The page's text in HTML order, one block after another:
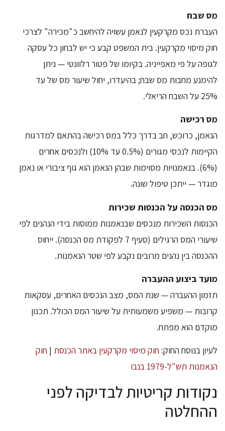
מס שבח
העברת נכס מקרקעין לנאמן עשויה להיחשב כ"מכירה" לצרכי
חוק מיסוי מקרקעין. בית המשפט קבע כי יש לבחון כל עסקה
לגופה על פי מאפייניה. בקיומו של פטור רלוונטי — ניתן
להימנע מחבות מס שבח; בהיעדרו, יחול שיעור מס של עד
25% על השבח הריאלי.
מס רכישה
הנאמן, כרוכש, חב בדרך כלל במס רכישה בהתאם למדרגות
הקיימות לנכסי מגורים (0.5% עד 10%) ולנכסים אחרים
(6%). בנאמנויות מסוימות שבהן הנאמן הוא גוף ציבורי או נאמן
מוגדר — ייתכן טיפול שונה.
מס הכנסה על הכנסות שכירות
הכנסות השכירות מנכסים שבנאמנות ממוסות בידי הנהנים לפי
שיעורי המס הרגילים (סעיף 7 לפקודת מס הכנסה). ייחוס
ההכנסה בין נהנים מרובים נקבע לפי שטר הנאמנות.
מועד ביצוע ההעברה
תזמון ההעברה — שנת המס, מצב הנכסים האחרים, עסקאות
קרובות — משפיע משמעותית על שיעור המס הכולל. תכנון
מוקדם הוא מפתח.
לעיון בנוסח החוק: חוק מיסוי מקרקעין באתר הכנסת | חוק
הנאמנות תש"ל-1979 בנבו
נקודות קריטיות לבדיקה לפני
ההחלטה